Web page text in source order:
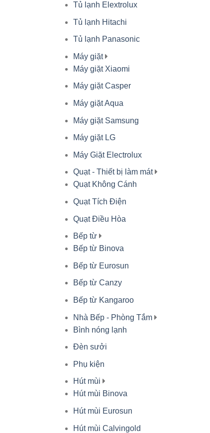
Tủ lạnh Elextrolux
Tủ lạnh Hitachi
Tủ lạnh Panasonic
Máy giặt
Máy giặt Xiaomi
Máy giặt Casper
Máy giặt Aqua
Máy giặt Samsung
Máy giặt LG
Máy Giặt Electrolux
Quạt - Thiết bị làm mát
Quạt Không Cánh
Quạt Tích Điện
Quạt Điều Hòa
Bếp từ
Bếp từ Binova
Bếp từ Eurosun
Bếp từ Canzy
Bếp từ Kangaroo
Nhà Bếp - Phòng Tắm
Bình nóng lạnh
Đèn sưởi
Phụ kiện
Hút mùi
Hút mùi Binova
Hút mùi Eurosun
Hút mùi Calvingold